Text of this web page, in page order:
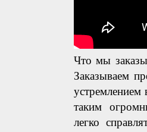
Что мы
Заказываем
таким
легко